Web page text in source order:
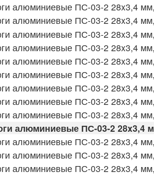
алюминиевые ПС-03-2 28x3,4
алюминиевые ПС-03-2 28x3,4
алюминиевые ПС-03-2 28x3,4
алюминиевые ПС-03-2 28x3,4
алюминиевые ПС-03-2 28x3,4
алюминиевые ПС-03-2 28x3,4
алюминиевые ПС-03-2 28x3,4
алюминиевые ПС-03-2 28x3,4
алюминиевые ПС-03-2 28x3,4
алюминиевые ПС-03-2 28x3,4
алюминиевые ПС-03-2 28x3,4
алюминиевые ПС-03-2 28x3,4
алюминиевые ПС-03-2 28x3,4 мм,